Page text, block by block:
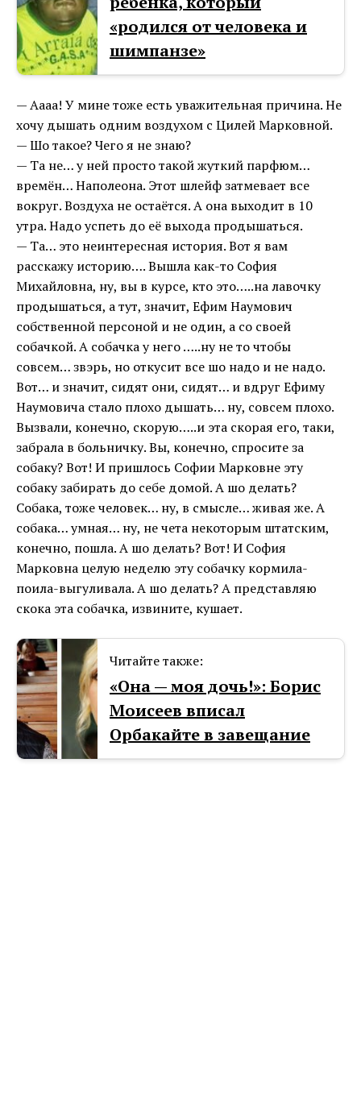
«родился от человека и
шимпанзе»
— Аааа! У мине тоже есть уважительная причина. Не
хочу дышать одним воздухом с Цилей Марковной.
— Шо такое? Чего я не знаю?
— Та не… у ней просто такой жуткий парфюм…
времён… Наполеона. Этот шлейф затмевает все
вокруг. Воздуха не остаётся. А она выходит в 10
утра. Надо успеть до её выхода продышаться.
— Та… это неинтересная история. Вот я вам
расскажу историю…. Вышла как-то София
Михайловна, ну, вы в курсе, кто это…..на лавочку
продышаться, а тут, значит, Ефим Наумович
собственной персоной и не один, а со своей
собачкой. А собачка у него …..ну не то чтобы
совсем… звэрь, но откусит все шо надо и не надо.
Вот… и значит, сидят они, сидят… и вдруг Ефиму
Наумовича стало плохо дышать… ну, совсем плохо.
Вызвали, конечно, скорую…..и эта скорая его, таки,
забрала в больничку. Вы, конечно, спросите за
собаку? Вот! И пришлось Софии Марковне эту
собаку забирать до себе домой. А шо делать?
Собака, тоже человек… ну, в смысле… живая же. А
собака… умная… ну, не чета некоторым штатским,
конечно, пошла. А шо делать? Вот! И София
Марковна целую неделю эту собачку кормила-
поила-выгуливала. А шо делать? А представляю
скока эта собачка, извините, кушает.
Читайте также:
«Она — моя дочь!»: Борис
Моисеев вписал
Орбакайте в завещание